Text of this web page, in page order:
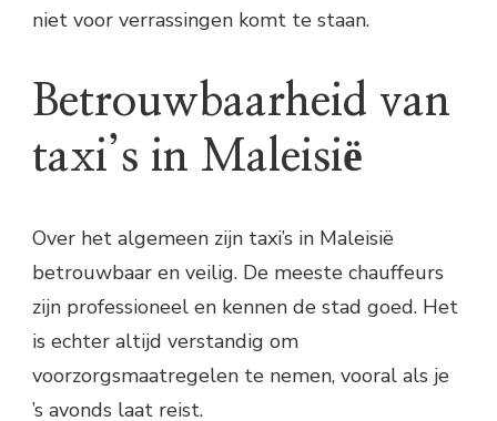
niet voor verrassingen komt te staan.
Betrouwbaarheid van
taxi’s in Maleisië
Over het algemeen zijn taxi’s in Maleisië
betrouwbaar en veilig. De meeste chauffeurs
zijn professioneel en kennen de stad goed. Het
is echter altijd verstandig om
voorzorgsmaatregelen te nemen, vooral als je
’s avonds laat reist.